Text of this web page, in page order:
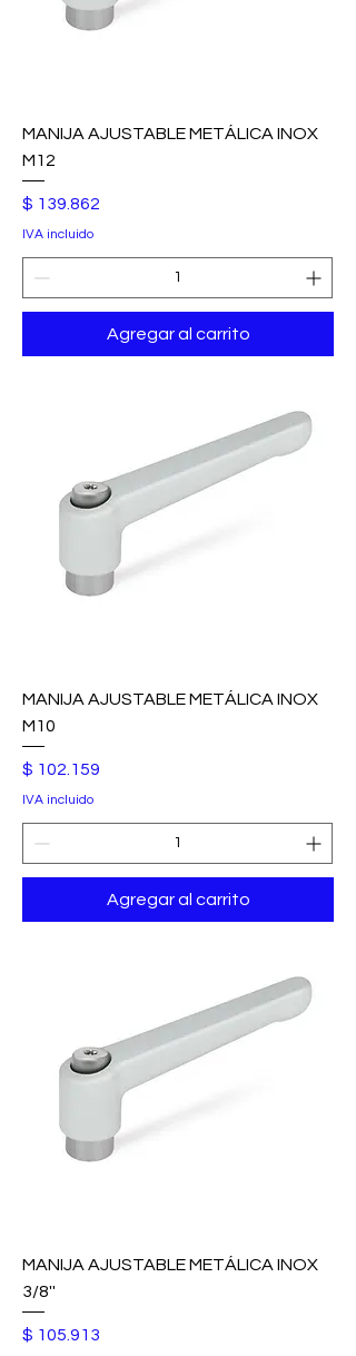
MANIJA AJUSTABLE METÁLICA INOX
M12
Precio
$ 139.862
IVA incluido
Agregar al carrito
MANIJA AJUSTABLE METÁLICA INOX
M10
Precio
$ 102.159
IVA incluido
Agregar al carrito
MANIJA AJUSTABLE METÁLICA INOX
3/8''
Precio
$ 105.913